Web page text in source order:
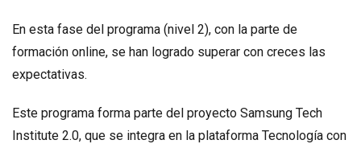
En esta fase del programa (nivel 2), con la parte de
formación online, se han logrado superar con creces las
expectativas.
Este programa forma parte del proyecto Samsung Tech
Institute 2.0, que se integra en la plataforma Tecnología con